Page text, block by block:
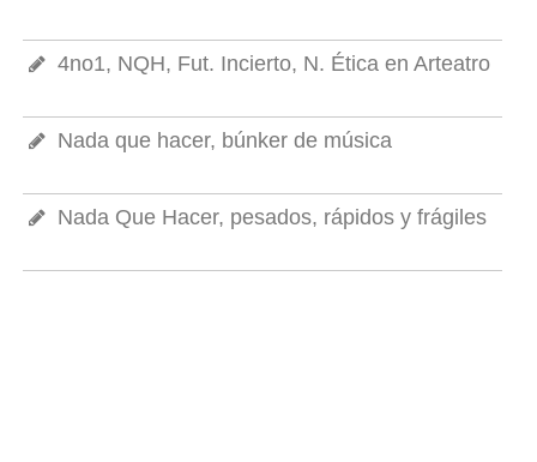
4no1, NQH, Fut. Incierto, N. Ética en Arteatro
Nada que hacer, búnker de música
Nada Que Hacer, pesados, rápidos y frágiles